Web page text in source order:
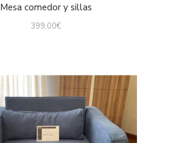
Mesa comedor y sillas
399,00€